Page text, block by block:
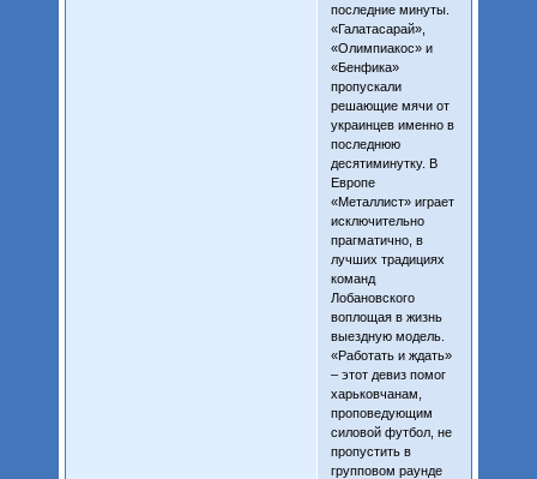
последние минуты.
«Галатасарай»,
«Олимпиакос» и
«Бенфика»
пропускали
решающие мячи от
украинцев именно в
последнюю
десятиминутку. В
Европе
«Металлист» играет
исключительно
прагматично, в
лучших традициях
команд
Лобановского
воплощая в жизнь
выездную модель.
«Работать и ждать»
– этот девиз помог
харьковчанам,
проповедующим
силовой футбол, не
пропустить в
групповом раунде